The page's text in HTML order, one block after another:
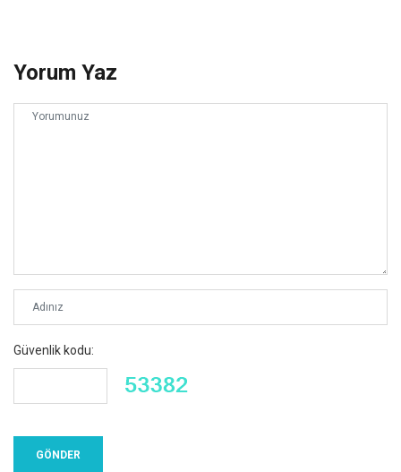
Yorum Yaz
Güvenlik kodu: